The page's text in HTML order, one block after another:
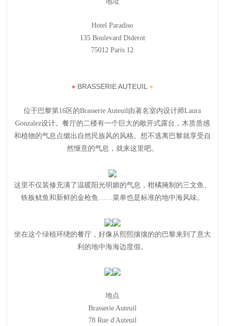
Hotel Paradiso
135 Boulevard Diderot
75012 Paris 12
● BRASSERIE AUTEUIL ●
位于巴黎第16区的Brasserie Auteuil由著名室内设计师Laura
Gonzalez设计。餐厅的二楼有一个巨大的敞开式露台，木质质感
和植物的气息点缀出自然民族风的风格。想不逃离巴黎就享受自
然惬意的气息，就来这里吧。
这里不仅装修充满了温暖阳光明媚的气息，柑橘腌制的三文鱼、
铁板鱿鱼和新鲜的金枪鱼……菜单也是标准的地中海风味。
坐在这个绿植环绕的餐厅，好像从熙熙攘攘的的巴黎来到了意大
利的地中海海边度假。
地点
Brasserie Auteuil
78 Rue d'Auteuil